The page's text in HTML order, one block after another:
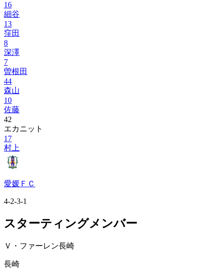
16
細谷
13
窪田
8
深澤
7
曽根田
44
森山
10
佐藤
42
エカニット
17
村上
愛媛ＦＣ
4-2-3-1
スターティングメンバー
Ｖ・ファーレン長崎
長崎